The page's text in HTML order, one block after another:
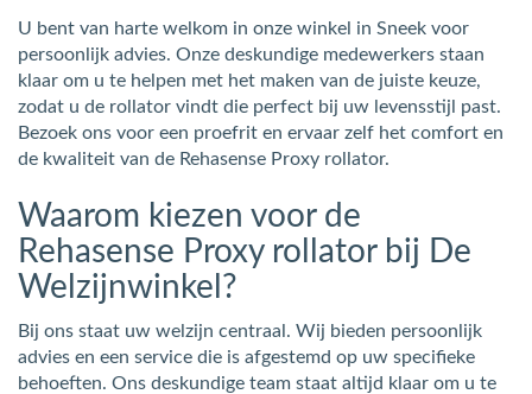
U bent van harte welkom in onze winkel in Sneek voor
persoonlijk advies. Onze deskundige medewerkers staan
klaar om u te helpen met het maken van de juiste keuze,
zodat u de rollator vindt die perfect bij uw levensstijl past.
Bezoek ons voor een proefrit en ervaar zelf het comfort en
de kwaliteit van de Rehasense Proxy rollator.
Waarom kiezen voor de
Rehasense Proxy rollator bij De
Welzijnwinkel?
Bij ons staat uw welzijn centraal. Wij bieden persoonlijk
advies en een service die is afgestemd op uw specifieke
behoeften. Ons deskundige team staat altijd klaar om u te